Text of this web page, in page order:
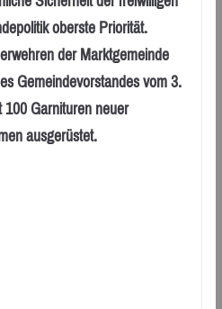
oberste Priorität.
der Marktgemeinde
Gemeindevorstandes vom 3.
Garnituren neuer
ausgerüstet.